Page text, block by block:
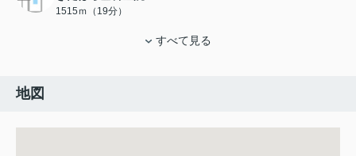
1515ｍ（19分）
すべて見る
地図